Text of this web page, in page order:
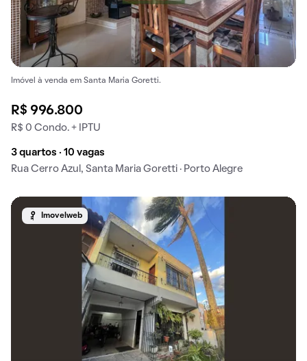
Imóvel à venda em Santa Maria Goretti.
R$ 996.800
R$ 0 Condo. + IPTU
3 quartos · 10 vagas
Rua Cerro Azul, Santa Maria Goretti · Porto Alegre
Imovelweb